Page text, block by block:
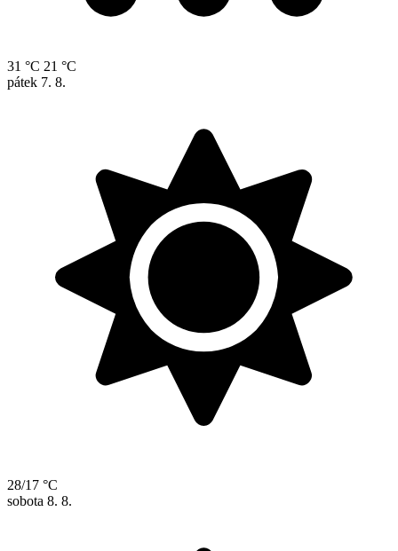
31 °C 21 °C
pátek 7. 8.
28/17 °C
sobota 8. 8.